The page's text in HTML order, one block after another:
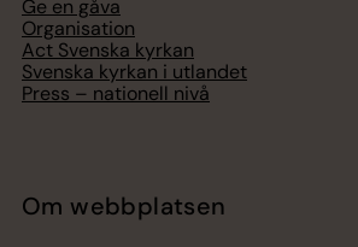
Ge en gåva
Organisation
Act Svenska kyrkan
Svenska kyrkan i utlandet
Press – nationell nivå
Om webbplatsen